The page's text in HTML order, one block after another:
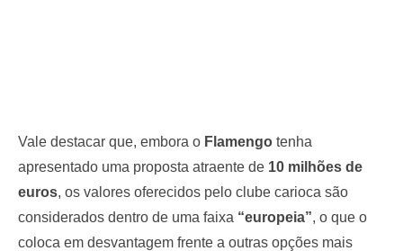
Vale destacar que, embora o Flamengo tenha
apresentado uma proposta atraente de 10 milhões de
euros, os valores oferecidos pelo clube carioca são
considerados dentro de uma faixa “europeia”, o que o
coloca em desvantagem frente a outras opções mais